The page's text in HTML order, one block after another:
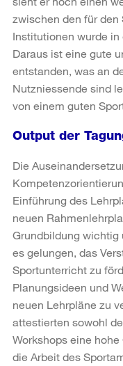
zwischen den für
Institutionen wurde in
Daraus ist eine gute
entstanden, was an
Nutzniessende sind
von einem guten
Output der
Die
Einführung des
neuen
Grundbildung wichtig
es gelungen, das
Sportunterricht zu
Planungsideen und
neuen Lehrpläne zu
attestierten sowohl
Workshops eine
die Arbeit des